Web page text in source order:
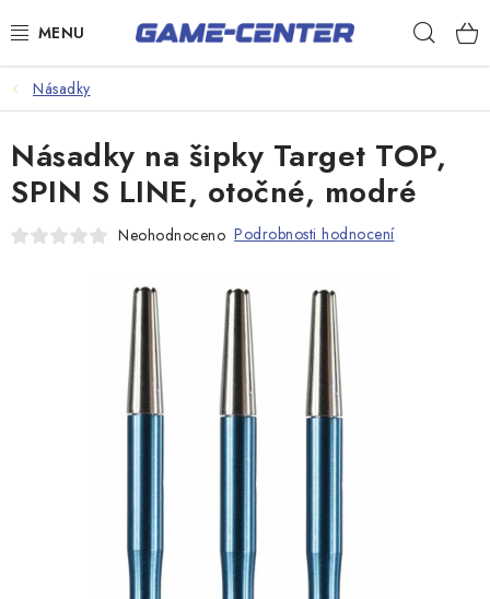
na
Šipky
Poker
Stolní fotbal
Dárkové poukazy
Dárkové poukazy
Násadky
Násadky na šipky Target TOP,
SPIN S LINE, otočné, modré
Neohodnoceno Podrobnosti hodnocení